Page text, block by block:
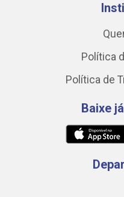
Política
Política de
Baixe